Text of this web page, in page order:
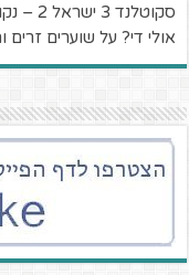
סקוטלנד 3 ישראל 2 – נקודות למחשבה
אולי די? על שוערים